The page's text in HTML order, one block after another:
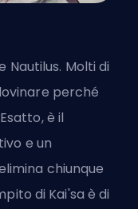
Nautilus. Molti di
perché
è il
e un
chiunque
di Kai'sa è di